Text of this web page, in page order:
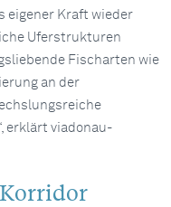
eigener Kraft wieder
Uferstrukturen
Fischarten wie
an der
erklärt viadonau-